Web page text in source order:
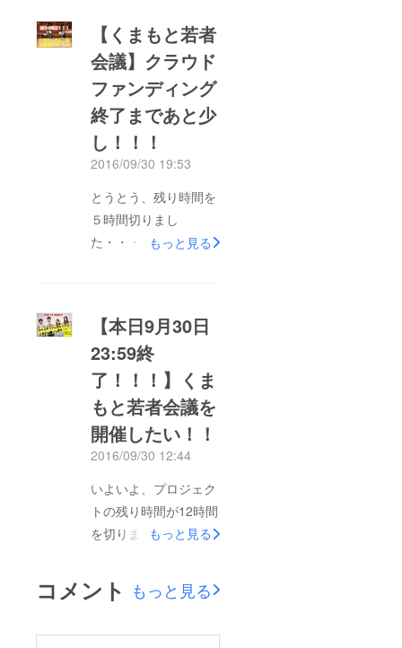
【くまもと若者
会議】クラウド
ファンディング
終了まであと少
し！！！
2016/09/30 19:53
とうとう、残り時間を
５時間切りまし
た・・・。 そして、
くださりました。 こ
うして支援の輪がネッ
トもリアルも限らず広
がっていること、感謝
でいっぱいです。 あ
らためて、このイベン
トは、いろいろな人々
の応援とつながりに
よってつくられるもの
だなあ、と感じていま
が、頑張ります！！
くまもと若者会議 発
もっと見る
【本日9月30日
23:59終
了！！！】くま
もと若者会議を
開催したい！！
2016/09/30 12:44
いよいよ、プロジェク
トの残り時間が12時間
を切りました。 ここ
のエールをいただきま
した。 シェアをして
もっと見る
コメント もっと見る